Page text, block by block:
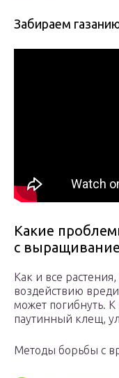
Забираем
Какие
с
Как и все
воздействию
может погибнуть.
паутинный клещ,
Методы борьбы с